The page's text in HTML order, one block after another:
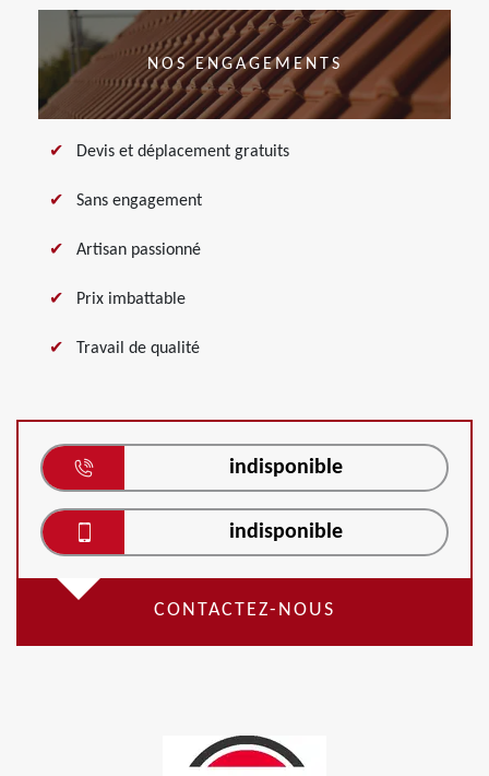
NOS ENGAGEMENTS
Devis et déplacement gratuits
Sans engagement
Artisan passionné
Prix imbattable
Travail de qualité
indisponible
indisponible
CONTACTEZ-NOUS